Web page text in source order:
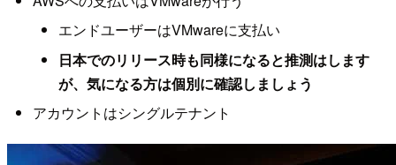
エンドユーザーはVMwareに支払い
日本でのリリース時も同様になると推測はします
が、気になる方は個別に確認しましょう
アカウントはシングルテナント